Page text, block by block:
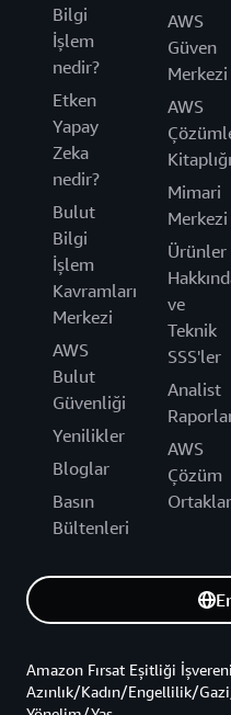
Bilgi
İşlem
nedir?
Etken
Yapay
Zeka
nedir?
Bulut
Bilgi
İşlem
Kavramları
Merkezi
AWS
Bulut
Güvenliği
Yenilikler
Bloglar
Basın
Bültenleri
AWS
Güven
Merkezi
AWS
Kitaplığı
Mimari
Merkezi
Ürünler
ve
Teknik
SSS'ler
Analist
AWS
Çözüm
Amazon Fırsat Eşitliği
Azınlık/Kadın/Engellilik/